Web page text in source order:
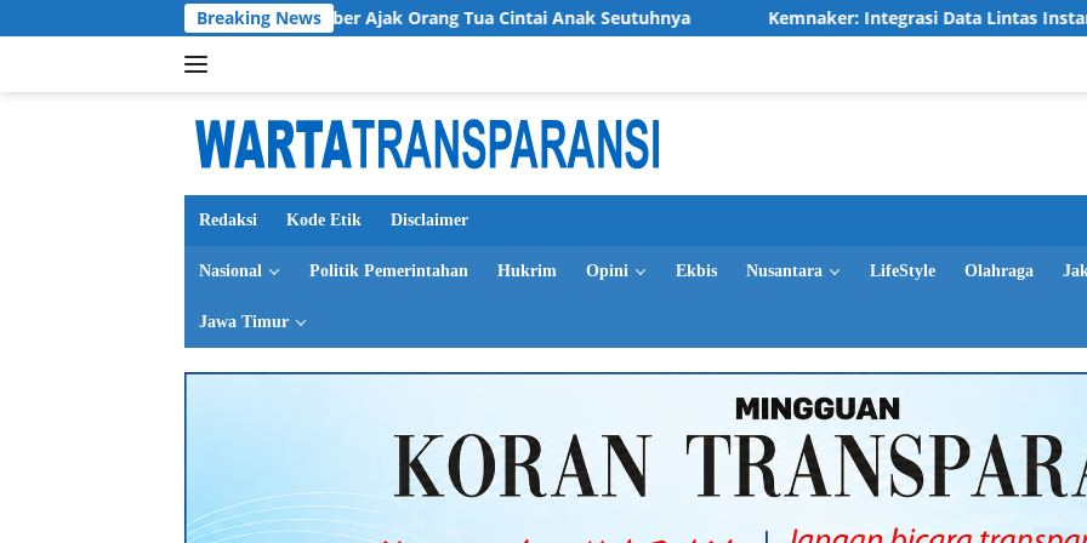
ke
Breaking News
Kabupaten Jember Ajak Orang Tua Cintai Anak Seutuhnya Kemnaker: Integrasi Data Lintas Instansi Tingkatkan
Redaksi Kode Etik Disclaimer
Nasional Politik Pemerintahan Hukrim Opini Ekbis Nusantara LifeStyle Olahraga
Jawa Timur